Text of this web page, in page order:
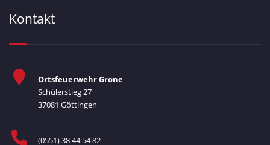
Kontakt
Ortsfeuerwehr Grone
Schülerstieg 27
37081 Göttingen
(0551) 38 44 54 82